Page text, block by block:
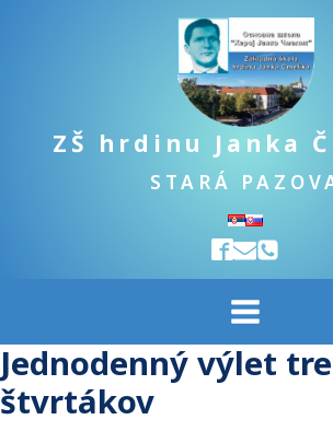
ZŠ hrdinu Janka
STARÁ
Jednodenný výlet
štvrtákov